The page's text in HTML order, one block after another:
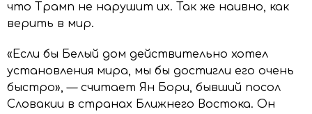
что Трамп не нарушит их. Так же наивно, как
верить в мир.
«Если бы Белый дом действительно хотел
установления мира, мы бы достигли его очень
быстро», — считает Ян Бори, бывший посол
Словакии в странах Ближнего Востока. Он